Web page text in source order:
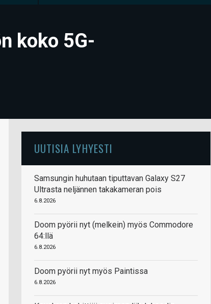
koko 5G-
UUTISIA LYHYESTI
Samsungin huhutaan tiputtavan Galaxy S27
Ultrasta neljännen takakameran pois
6.8.2026
Doom pyörii nyt (melkein) myös Commodore
64:llä
6.8.2026
Doom pyörii nyt myös Paintissa
6.8.2026